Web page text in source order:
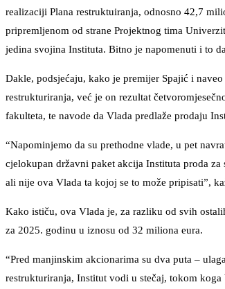
realizaciji Plana restruktuiranja, odnosno 42,7
pripremljenom od strane Projektnog tima
jedina svojina Instituta. Bitno je napomenuti i to
Dakle, podsjećaju, kako je premijer Spajić i
restrukturiranja, već je on rezultat
fakulteta, te navode da Vlada predlaže prodaju
“Napominjemo da su prethodne vlade, u pet
cjelokupan državni paket akcija Instituta proda
ali nije ova Vlada ta kojoj se to može pripisati”,
Kako ističu, ova Vlada je, za razliku od svih
za 2025. godinu u iznosu od 32 miliona eura.
“Pred manjinskim akcionarima su dva puta –
restrukturiranja, Institut vodi u stečaj, tokom